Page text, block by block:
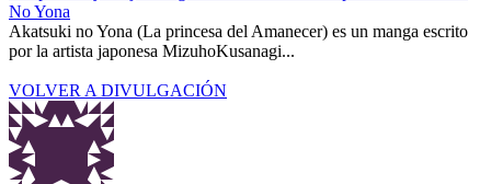
No Yona
Akatsuki no Yona (La princesa del Amanecer) es un manga escrito
por la artista japonesa MizuhoKusanagi...
VOLVER A DIVULGACIÓN